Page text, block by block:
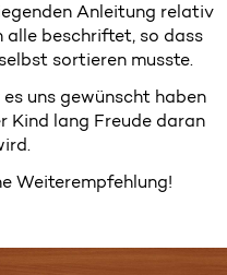
Anleitung relativ
alle beschriftet, so dass
sortieren musste.
uns gewünscht haben
Kind lang Freude daran
Weiterempfehlung!